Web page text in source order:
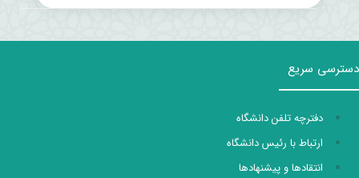
دسترسی سریع
دفترچه تلفن دانشگاه
ارتباط با رئیس دانشگاه
انتقادها و پیشنهادها